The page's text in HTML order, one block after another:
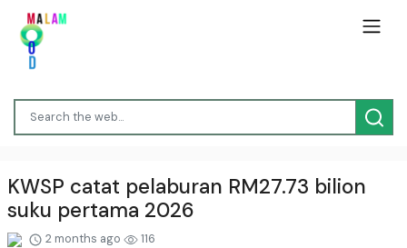
KWSP catat pelaburan RM27.73 bilion
suku pertama 2026
2 months ago 116